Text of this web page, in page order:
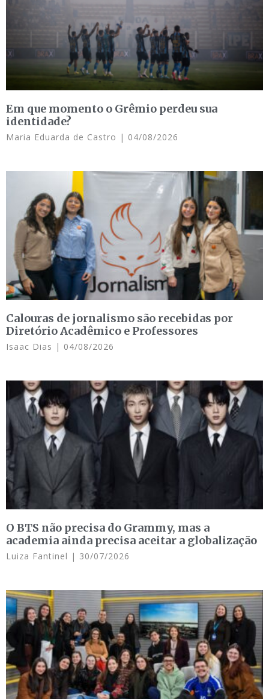
Em que momento o Grêmio perdeu sua
identidade?
Maria Eduarda de Castro 04/08/2026
Calouras de jornalismo são recebidas por
Diretório Acadêmico e Professores
Isaac Dias 04/08/2026
O BTS não precisa do Grammy, mas a
academia ainda precisa aceitar a globalização
Luiza Fantinel 30/07/2026